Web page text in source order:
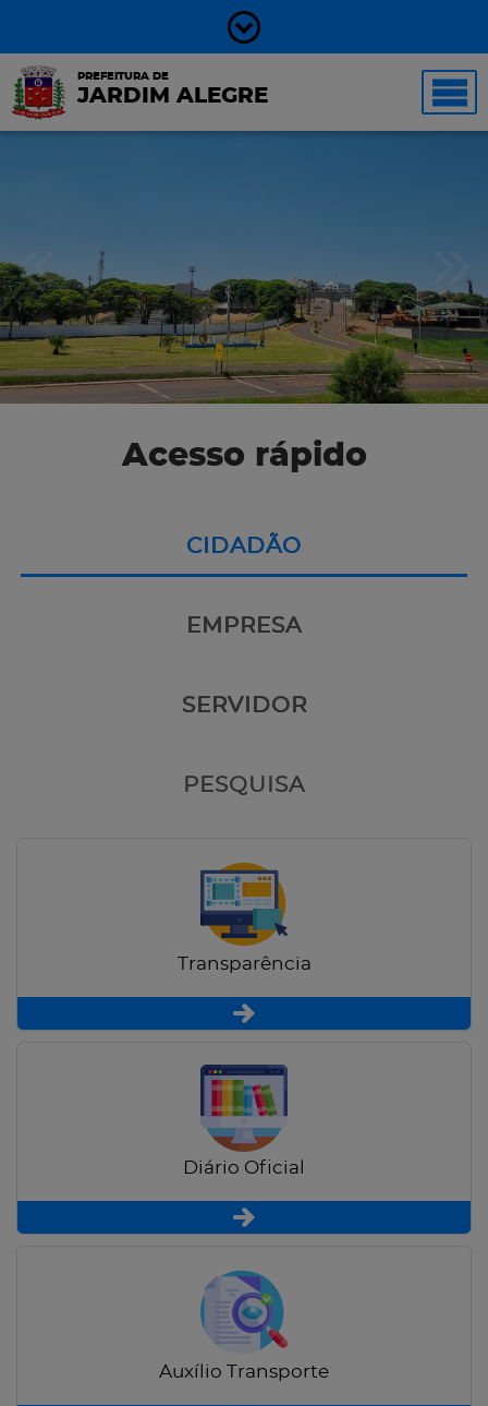
PREFEITURA DE
JARDIM ALEGRE
Acesso rápido
CIDADÃO
EMPRESA
SERVIDOR
PESQUISA
Transparência
Diário Oficial
Auxílio Transporte